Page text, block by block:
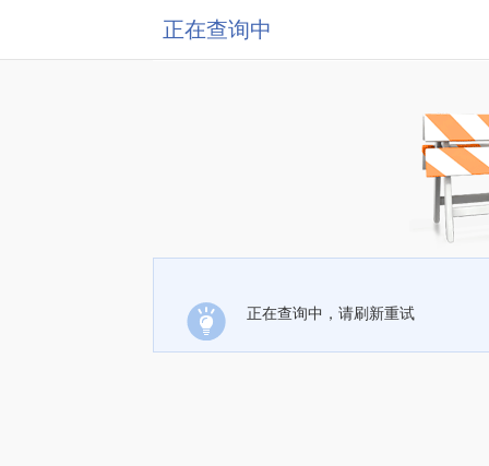
正在查询中
正在查询中，请刷新重试